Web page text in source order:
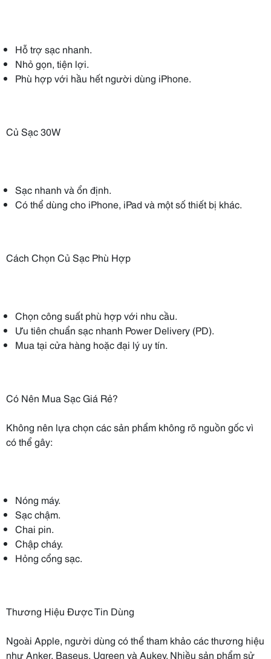
Hỗ trợ sạc nhanh.
Nhỏ gọn, tiện lợi.
Phù hợp với hầu hết người dùng iPhone.
Củ Sạc 30W
Sạc nhanh và ổn định.
Có thể dùng cho iPhone, iPad và một số thiết bị khác.
Cách Chọn Củ Sạc Phù Hợp
Chọn công suất phù hợp với nhu cầu.
Ưu tiên chuẩn sạc nhanh Power Delivery (PD).
Mua tại cửa hàng hoặc đại lý uy tín.
Có Nên Mua Sạc Giá Rẻ?
Không nên lựa chọn các sản phẩm không rõ nguồn gốc vì
có thể gây:
Nóng máy.
Sạc chậm.
Chai pin.
Chập cháy.
Hỏng cổng sạc.
Thương Hiệu Được Tin Dùng
Ngoài Apple, người dùng có thể tham khảo các thương hiệu
như Anker, Baseus, Ugreen và Aukey. Nhiều sản phẩm sử